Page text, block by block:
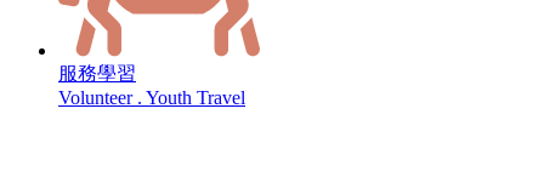
服務學習
Volunteer . Youth Travel